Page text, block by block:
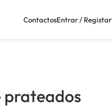
ContactosEntrar / Registar
prateados